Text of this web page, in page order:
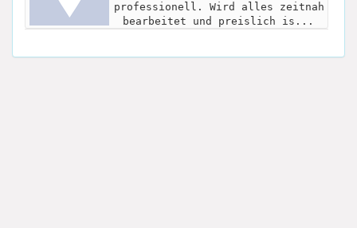
professionell. Wird alles zeitnah
bearbeitet und preislich is...